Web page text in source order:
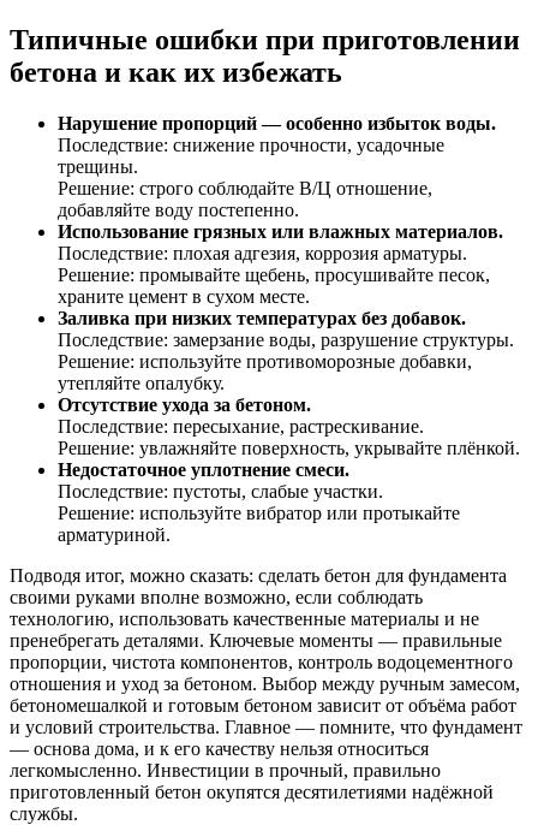
Типичные ошибки при приготовлении
бетона и как их избежать
Нарушение пропорций — особенно избыток воды.
Последствие: снижение прочности, усадочные
трещины.
Решение: строго соблюдайте В/Ц отношение,
добавляйте воду постепенно.
Использование грязных или влажных материалов.
Последствие: плохая адгезия, коррозия арматуры.
Решение: промывайте щебень, просушивайте песок,
храните цемент в сухом месте.
Заливка при низких температурах без добавок.
Последствие: замерзание воды, разрушение структуры.
Решение: используйте противоморозные добавки,
утепляйте опалубку.
Отсутствие ухода за бетоном.
Последствие: пересыхание, растрескивание.
Решение: увлажняйте поверхность, укрывайте плёнкой.
Недостаточное уплотнение смеси.
Последствие: пустоты, слабые участки.
Решение: используйте вибратор или протыкайте
арматуриной.
Подводя итог, можно сказать: сделать бетон для фундамента
своими руками вполне возможно, если соблюдать
технологию, использовать качественные материалы и не
пренебрегать деталями. Ключевые моменты — правильные
пропорции, чистота компонентов, контроль водоцементного
отношения и уход за бетоном. Выбор между ручным замесом,
бетономешалкой и готовым бетоном зависит от объёма работ
и условий строительства. Главное — помните, что фундамент
— основа дома, и к его качеству нельзя относиться
легкомысленно. Инвестиции в прочный, правильно
приготовленный бетон окупятся десятилетиями надёжной
службы.